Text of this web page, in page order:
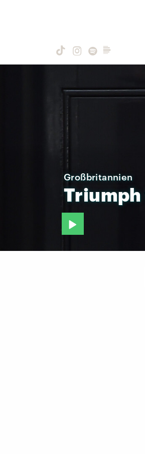
Großbritannien
Triumph